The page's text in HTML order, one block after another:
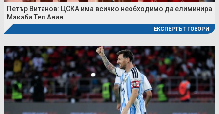
Петър Витанов: ЦСКА има всичко необходимо да елиминира
Макаби Тел Авив
ЕКСПЕРТЪТ ГОВОРИ